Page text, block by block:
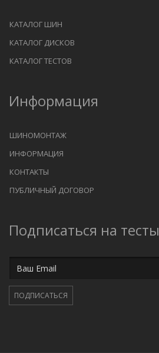
КАТАЛОГ ШИН
КАТАЛОГ ДИСКОВ
КАТАЛОГ ТЕСТОВ
Информация
ШИНОМОНТАЖ
ИНФОРМАЦИЯ
КОНТАКТЫ
ПУБЛИЧНЫЙ ДОГОВОР
Подписаться на тесты
ПОДПИСАТЬСЯ